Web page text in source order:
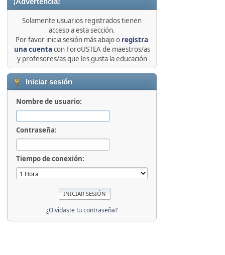
Solamente usuarios registrados tienen
acceso a esta sección.
Por favor inicia sesión más abajo o registra
una cuenta con ForoUSTEA de maestros/as
y profesores/as que les gusta la educación
Iniciar sesión
Nombre de usuario:
Contraseña:
Tiempo de conexión:
¿Olvidaste tu contraseña?